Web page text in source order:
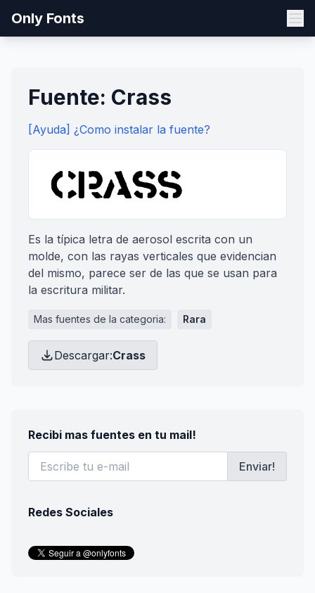
Only Fonts
Fuente: Crass
[Ayuda] ¿Como instalar la fuente?
Es la típica letra de aerosol escrita con un
molde, con las rayas verticales que evidencian
del mismo, parece ser de las que se usan para
la escritura militar.
Mas fuentes de la categoria: Rara
Descargar:Crass
Recibi mas fuentes en tu mail!
Enviar!
Redes Sociales